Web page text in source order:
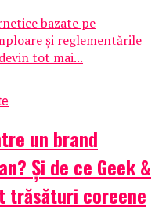
bazate pe
și reglementările
tot mai...
un brand
Și de ce Geek &
trăsături coreene